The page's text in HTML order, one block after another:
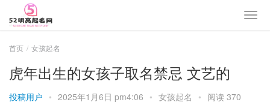
首页 女孩起名
虎年出生的女孩子取名禁忌 文艺的
投稿用户 • 2025年1月6日 pm4:06 • 女孩起名 • 阅读 370